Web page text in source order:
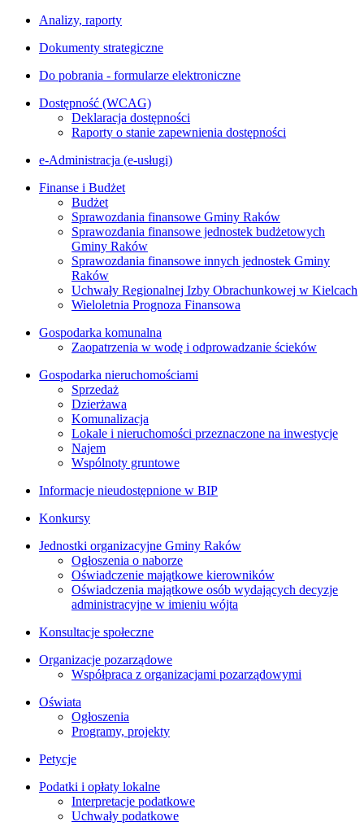
Analizy, raporty
Dokumenty strategiczne
Do pobrania - formularze elektroniczne
Dostępność (WCAG)
Deklaracja dostępności
Raporty o stanie zapewnienia dostępności
e-Administracja (e-usługi)
Finanse i Budżet
Budżet
Sprawozdania finansowe Gminy Raków
Sprawozdania finansowe jednostek budżetowych
Gminy Raków
Sprawozdania finansowe innych jednostek Gminy
Raków
Uchwały Regionalnej Izby Obrachunkowej w Kielcach
Wieloletnia Prognoza Finansowa
Gospodarka komunalna
Zaopatrzenia w wodę i odprowadzanie ścieków
Gospodarka nieruchomościami
Sprzedaż
Dzierżawa
Komunalizacja
Lokale i nieruchomości przeznaczone na inwestycje
Najem
Wspólnoty gruntowe
Informacje nieudostępnione w BIP
Konkursy
Jednostki organizacyjne Gminy Raków
Ogłoszenia o naborze
Oświadczenie majątkowe kierowników
Oświadczenia majątkowe osób wydających decyzje
administracyjne w imieniu wójta
Konsultacje społeczne
Organizacje pozarządowe
Współpraca z organizacjami pozarządowymi
Oświata
Ogłoszenia
Programy, projekty
Petycje
Podatki i opłaty lokalne
Interpretacje podatkowe
Uchwały podatkowe